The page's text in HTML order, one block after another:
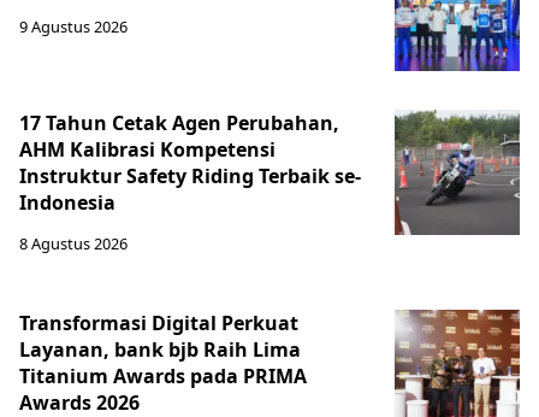
9 Agustus 2026
17 Tahun Cetak Agen Perubahan,
AHM Kalibrasi Kompetensi
Instruktur Safety Riding Terbaik se-
Indonesia
8 Agustus 2026
Transformasi Digital Perkuat
Layanan, bank bjb Raih Lima
Titanium Awards pada PRIMA
Awards 2026